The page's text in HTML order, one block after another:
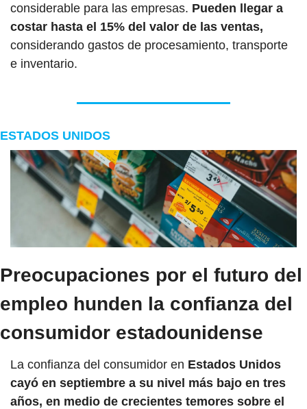
considerable para las empresas. Pueden llegar a
considerando gastos de procesamiento, transporte
e inventario.
ESTADOS UNIDOS
Preocupaciones por el futuro del
empleo hunden la confianza del
consumidor estadounidense
La confianza del consumidor en Estados Unidos
cayó en septiembre a su nivel más bajo en tres
años, en medio de crecientes temores sobre el